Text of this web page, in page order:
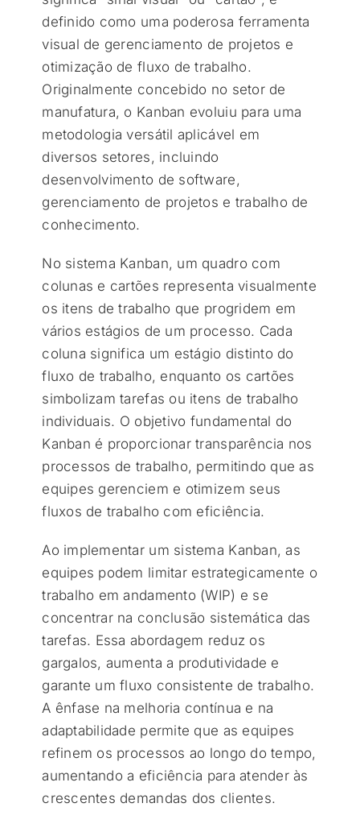
definido como uma poderosa ferramenta
visual de gerenciamento de projetos e
otimização de fluxo de trabalho.
Originalmente concebido no setor de
manufatura, o Kanban evoluiu para uma
metodologia versátil aplicável em
diversos setores, incluindo
desenvolvimento de software,
gerenciamento de projetos e trabalho de
conhecimento.
No sistema Kanban, um quadro com
colunas e cartões representa visualmente
os itens de trabalho que progridem em
vários estágios de um processo. Cada
coluna significa um estágio distinto do
fluxo de trabalho, enquanto os cartões
simbolizam tarefas ou itens de trabalho
individuais. O objetivo fundamental do
Kanban é proporcionar transparência nos
processos de trabalho, permitindo que as
equipes gerenciem e otimizem seus
fluxos de trabalho com eficiência.
Ao implementar um sistema Kanban, as
equipes podem limitar estrategicamente o
trabalho em andamento (WIP) e se
concentrar na conclusão sistemática das
tarefas. Essa abordagem reduz os
gargalos, aumenta a produtividade e
garante um fluxo consistente de trabalho.
A ênfase na melhoria contínua e na
adaptabilidade permite que as equipes
refinem os processos ao longo do tempo,
aumentando a eficiência para atender às
crescentes demandas dos clientes.